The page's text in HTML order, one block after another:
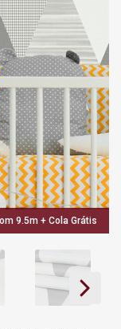
9.5m + Cola Grátis